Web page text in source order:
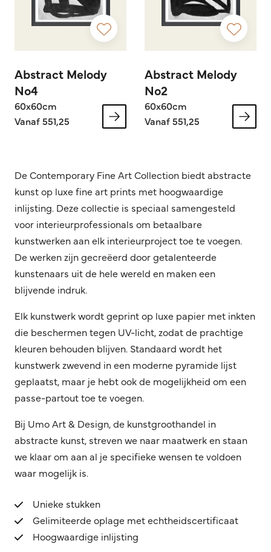
Abstract Melody
No4
60x60cm
Vanaf 551,25
Abstract Melody
No2
60x60cm
Vanaf 551,25
De Contemporary Fine Art Collection biedt abstracte
kunst op luxe fine art prints met hoogwaardige
inlijsting. Deze collectie is speciaal samengesteld
voor interieurprofessionals om betaalbare
kunstwerken aan elk interieurproject toe te voegen.
De werken zijn gecreëerd door getalenteerde
kunstenaars uit de hele wereld en maken een
blijvende indruk.
Elk kunstwerk wordt geprint op luxe papier met inkten
die beschermen tegen UV-licht, zodat de prachtige
kleuren behouden blijven. Standaard wordt het
kunstwerk zwevend in een moderne pyramide lijst
geplaatst, maar je hebt ook de mogelijkheid om een
passe-partout toe te voegen.
Bij Umo Art & Design, de kunstgroothandel in
abstracte kunst, streven we naar maatwerk en staan
we klaar om aan al je specifieke wensen te voldoen
waar mogelijk is.
Unieke stukken
Gelimiteerde oplage met echtheidscertificaat
Hoogwaardige inlijsting